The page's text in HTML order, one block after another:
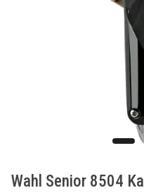
Wahl Senior 8504